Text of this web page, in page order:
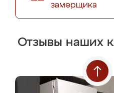
замерщика
Отзывы наших